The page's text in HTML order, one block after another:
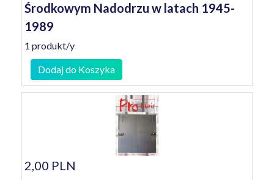
Środkowym Nadodrzu w latach 1945-
1989
1 produkt/y
Dodaj do Koszyka
2,00 PLN